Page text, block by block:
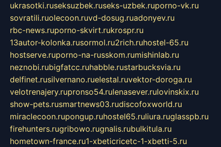
ukrasotki.ruseksuzbek.ruseks-uzbek.ruporno-vk.ru
sovratili.ruolecoon.ruvd-dosug.ruadonyev.ru
rbc-news.ruporno-skvirt.rukrospr.ru
13autor-kolonka.rusormol.ru2rich.ruhostel-65.ru
hostserve.ruporno-na-russkom.rumishinlab.ru
neznobi.rubigfatcc.ruhabble.rustarbucksvia.ru
delfinet.rusilvernano.ruelestal.ruvektor-doroga.ru
velotrenajery.rupronso54.rulenasever.rulovinskix.ru
show-pets.rusmartnews03.rudiscofoxworld.ru
miraclecoon.rupongup.ruhostel65.ruliura.ruglasspb.ru
firehunters.rugribowo.rugnalis.rubulkitula.ru
hometown-france.ru1-xbeticricetc-1-xbetti-5.ru